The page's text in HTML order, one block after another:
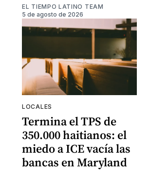
EL TIEMPO LATINO TEAM
5 de agosto de 2026
LOCALES
Termina el TPS de
350.000 haitianos: el
miedo a ICE vacía las
bancas en Maryland